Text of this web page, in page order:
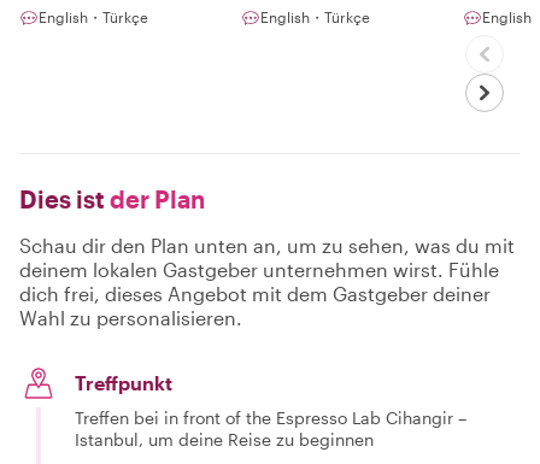
English・Türkçe English・Türkçe English
Dies ist der Plan
Schau dir den Plan unten an, um zu sehen, was du mit
deinem lokalen Gastgeber unternehmen wirst. Fühle
dich frei, dieses Angebot mit dem Gastgeber deiner
Wahl zu personalisieren.
Treffpunkt
Treffen bei in front of the Espresso Lab Cihangir –
Istanbul, um deine Reise zu beginnen